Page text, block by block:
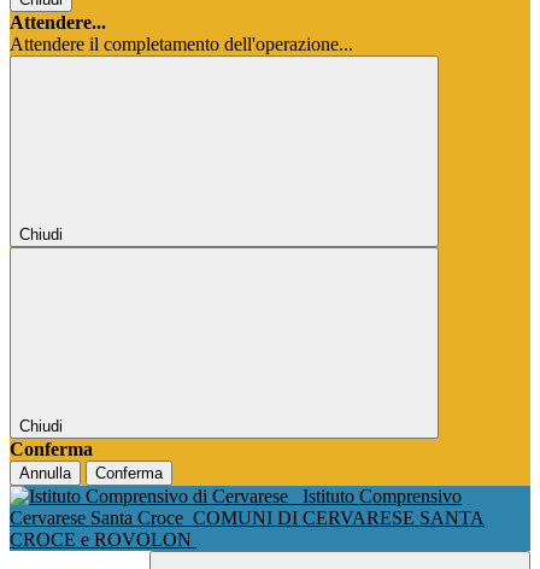
Attendere...
Attendere il completamento dell'operazione...
Chiudi
Chiudi
Conferma
Annulla Conferma
Istituto Comprensivo
Cervarese Santa Croce COMUNI DI CERVARESE SANTA
CROCE e ROVOLON